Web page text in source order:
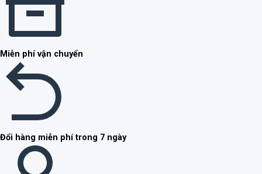
Miễn phí vận chuyển
Đổi hàng miễn phí trong 7 ngày